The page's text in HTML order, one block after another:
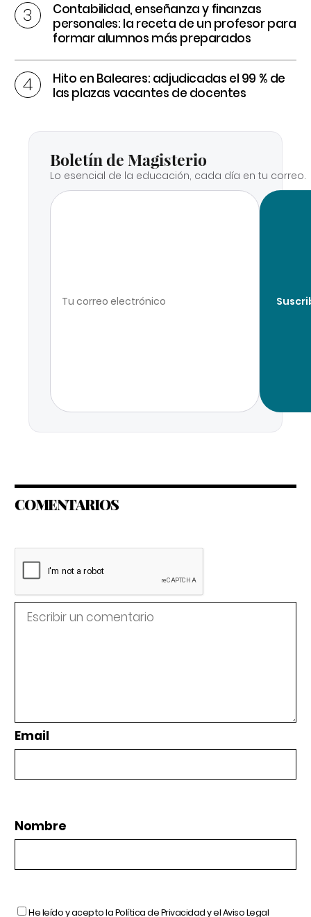
Contabilidad, enseñanza y finanzas
personales: la receta de un profesor para
formar alumnos más preparados
Hito en Baleares: adjudicadas el 99 % de
las plazas vacantes de docentes
Boletín de Magisterio
Lo esencial de la educación, cada día en tu correo.
COMENTARIOS
Email
Nombre
He leído y acepto laPolítica de Privacidady elAviso Legal